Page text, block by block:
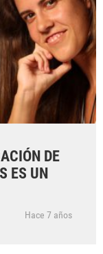
DE
ES UN
Hace 7 años